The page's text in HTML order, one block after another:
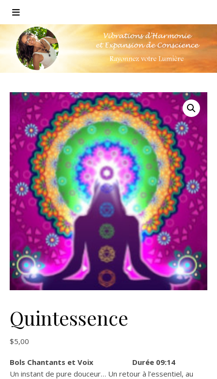
Quintessence
$5,00
Bols Chantants et Voix Durée 09:14
Un instant de pure douceur… Un retour à l’essentiel, au